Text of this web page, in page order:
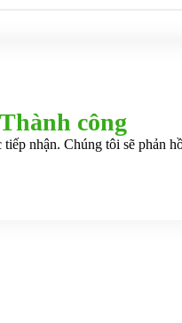
Thành công
nhận. Chúng tôi sẽ phản